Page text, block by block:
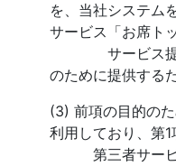
を、当社システム
サービス「お席ト
サービス提供
のために提供する
(3) 前項の目的の
利用しており、第
第三者サービ